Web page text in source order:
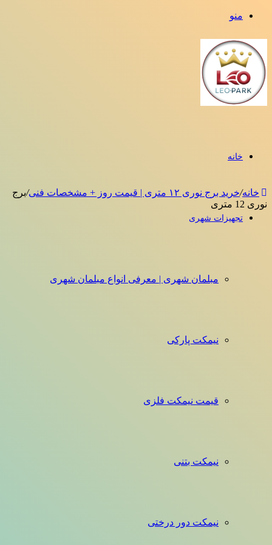
منو
خانه
تجهیزات شهری
مبلمان شهری | معرفی انواع مبلمان شهری
نیمکت پارکی
قیمت نیمکت فلزی
نیمکت بتنی
نیمکت دور درختی
خانه/خرید برج نوری ۱۲ متری | قیمت روز + مشخصات فنی /برج
نوری 12 متری